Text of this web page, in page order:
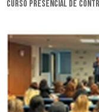
curso presencial de